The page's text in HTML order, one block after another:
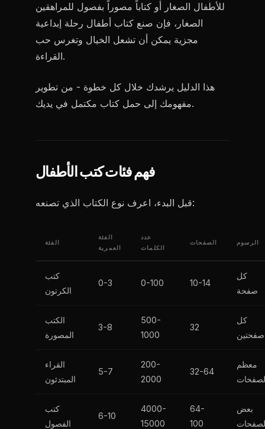
للأطفال الصغار أو كتاباً مصوراً بفصول للمراهقين
الصغار، فإن صنع كتاب أطفال رحلة إبداعية
مجزية يمكن أن تشعل الخيال وتغرس حب
القراءة.
هذا الدليل يرشدك خلال كل خطوة - من تطوير
مفهومك إلى حمل كتاب مكتمل في يديك.
فهم فئات كتب الأطفال
قبل البدء، اعرف نوع الكتاب الذي تصنعه:
الفئة
الفئة
العمرية
عدد
الكلمات
الصفحات الرسوم
كتب
الكرتون
0-3 0-100 10-14
كل
صفحة
الكتب
المصورة
3-8
500-
1000
32
كل
صفحتين
القراء
المبتدئون
5-7
200-
2000
32-64
معظم
كتب
الفصول
6-10
4000-
15000
64-
100
بعض